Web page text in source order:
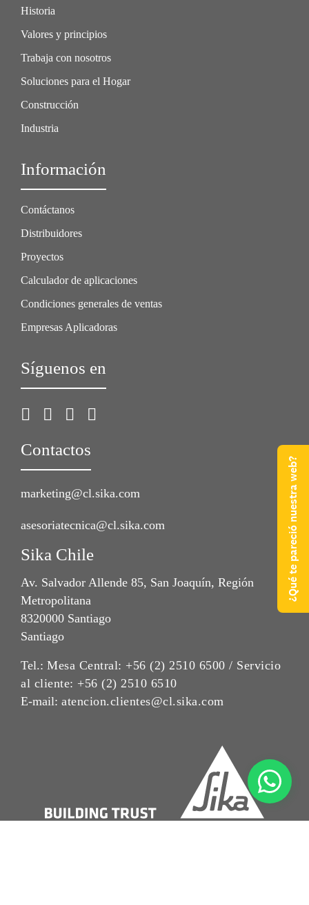
Historia
Valores y principios
Trabaja con nosotros
Soluciones para el Hogar
Construcción
Industria
Información
Contáctanos
Distribuidores
Proyectos
Calculador de aplicaciones
Condiciones generales de ventas
Empresas Aplicadoras
Síguenos en
Contactos
marketing@cl.sika.com
asesoriatecnica@cl.sika.com
Sika Chile
Av. Salvador Allende 85, San Joaquín, Región
Metropolitana
8320000 Santiago
Santiago
Tel.: Mesa Central: +56 (2) 2510 6500 / Servicio
al cliente: +56 (2) 2510 6510
E-mail: atencion.clientes@cl.sika.com
¿Qué te pareció nuestra web?